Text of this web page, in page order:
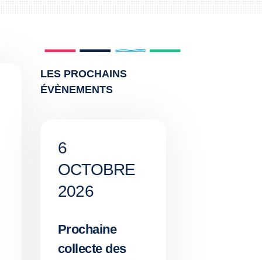
LES PROCHAINS
ÉVÈNEMENTS
6
OCTOBRE
2026
Prochaine
collecte des